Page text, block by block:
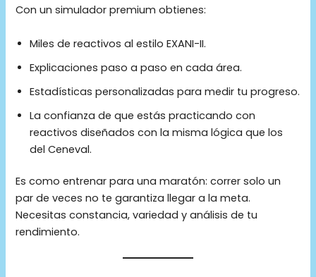
Con un simulador premium obtienes:
Miles de reactivos al estilo EXANI-II.
Explicaciones paso a paso en cada área.
Estadísticas personalizadas para medir tu progreso.
La confianza de que estás practicando con
reactivos diseñados con la misma lógica que los
del Ceneval.
Es como entrenar para una maratón: correr solo un
par de veces no te garantiza llegar a la meta.
Necesitas constancia, variedad y análisis de tu
rendimiento.